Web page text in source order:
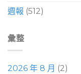
週報 (512)
彙整
2026 年 8 月 (2)